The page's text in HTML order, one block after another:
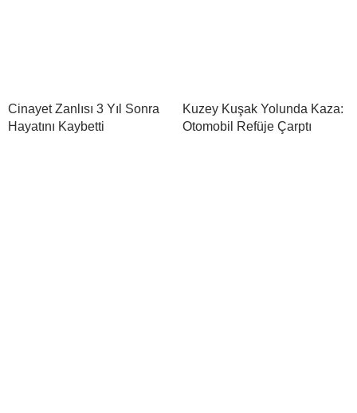
Cinayet Zanlısı 3 Yıl Sonra
Hayatını Kaybetti
Kuzey Kuşak Yolunda Kaza:
Otomobil Refüje Çarptı